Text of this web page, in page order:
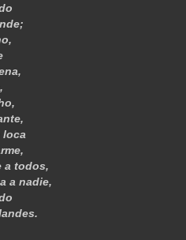
loca
a todos,
a nadie,